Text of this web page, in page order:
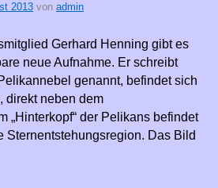
2013 von admin
Gerhard Henning gibt es
neue Aufnahme. Er schreibt
genannt, befindet sich
direkt neben dem
„Hinterkopf“ der Pelikans befindet
Sternentstehungsregion. Das Bild